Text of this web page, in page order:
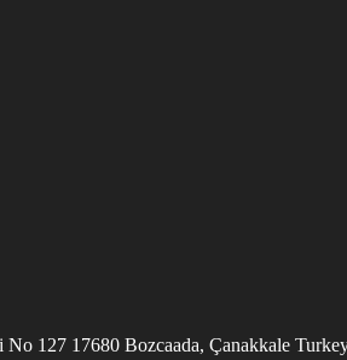
127 17680 Bozcaada, Çanakkale